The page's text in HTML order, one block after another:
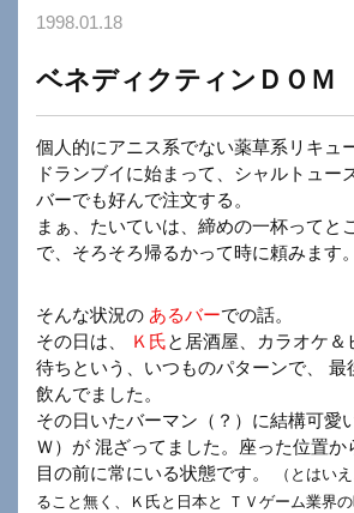
1998.01.18
ベネディクティンＤＯＭ
個人的にアニス系でない薬草系リキュ
ドランブイに始まって、シャルトュー
バーでも好んで注文する。
まぁ、たいていは、締めの一杯ってと
で、そろそろ帰るかって時に頼みます。
そんな状況の あるバーでの話。
その日は、
Ｋ氏と居酒屋、カラオケ＆
待ちという、いつものパターンで、 最
飲んでました。
その日いたバーマン（？）に結構可愛
Ｗ）が 混ざってました。座った位置か
目の前に常にいる状態です。
（とはい
ること無く、Ｋ氏と日本と ＴＶゲーム業界